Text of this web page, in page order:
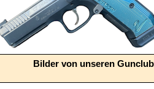
Bilder von unseren